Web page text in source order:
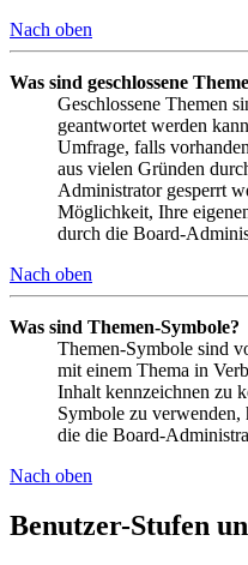
Nach oben
Was sind geschlossene
Geschlossene Themen
geantwortet werden
Umfrage, falls
aus vielen Gründen
Administrator gesperrt
Möglichkeit, Ihre
durch die Board-
Nach oben
Was sind Themen-Symbole?
Themen-Symbole sind
mit einem Thema in
Inhalt kennzeichnen zu
Symbole zu
die die Board-
Nach oben
Benutzer-Stufen